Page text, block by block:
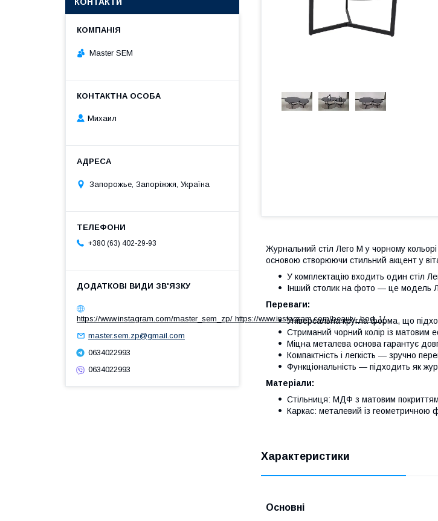
Журнальний стіл Лего M у чорному
основою створюючи стильний акцент у
У комплектацію входить один стіл
Інший столик на фото — це модель
Переваги:
Універсальна кругла форма, що
Стриманий чорний колір із матовим
Міцна металева основа гарантує
Компактність і легкість — зручно
Функціональність — підходить як
Матеріали:
Стільниця: МДФ з матовим
Каркас: металевий із геометричною
Характеристики
Основні
Master SEM
Михаил
Запорожье, Запоріжжя, Україна
+380 (63) 402-29-93
https://www.instagram.com/master_sem_zp/ https://www.instagram.com/beauty_bod_1/
master.sem.zp@gmail.com
0634022993
0634022993